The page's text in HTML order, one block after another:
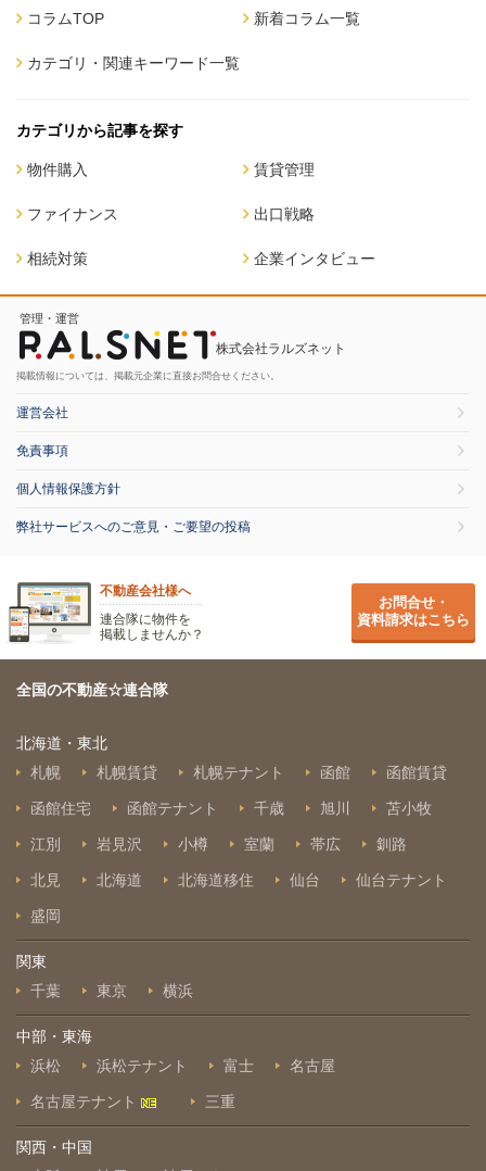
コラムTOP 新着コラム一覧
カテゴリ・関連キーワード一覧
カテゴリから記事を探す
物件購入 賃貸管理
ファイナンス 出口戦略
相続対策 企業インタビュー
管理・運営
株式会社ラルズネット
掲載情報については、掲載元企業に直接お問合せください。
運営会社
免責事項
個人情報保護方針
弊社サービスへのご意見・ご要望の投稿
不動産会社様へ
連合隊に物件を
掲載しませんか？
お問合せ・
資料請求はこちら
全国の不動産☆連合隊
北海道・東北
札幌
札幌賃貸 札幌テナント 函館 函館賃貸
函館住宅 函館テナント 千歳 旭川 苫小牧
江別 岩見沢 小樽 室蘭 帯広 釧路
北見 北海道 北海道移住 仙台 仙台テナント
盛岡
関東
千葉
東京 横浜
中部・東海
浜松
浜松テナント 富士 名古屋
名古屋テナント 三重
関西・中国